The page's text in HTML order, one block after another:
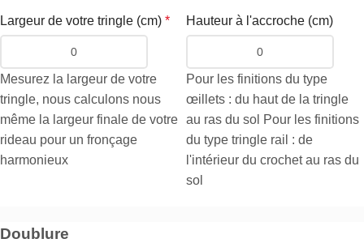
Largeur de votre tringle (cm) *
Mesurez la largeur de votre
tringle, nous calculons nous
même la largeur finale de votre
rideau pour un fronçage
harmonieux
Hauteur à l'accroche (cm)
Pour les finitions du type
œillets : du haut de la tringle
au ras du sol Pour les finitions
du type tringle rail : de
l'intérieur du crochet au ras du
sol
Doublure